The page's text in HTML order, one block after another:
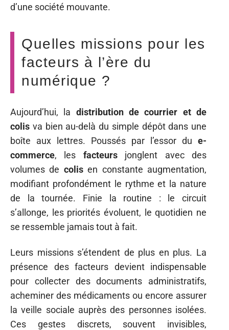
d’une société mouvante.
Quelles missions pour les
facteurs à l’ère du
numérique ?
Aujourd’hui, la distribution de courrier et de
colis va bien au-delà du simple dépôt dans une
boîte aux lettres. Poussés par l’essor du e-
commerce, les facteursjonglent avec des
volumes de colisen constante augmentation,
modifiant profondément le rythme et la nature
de la tournée. Finie la routine : le circuit
s’allonge, les priorités évoluent, le quotidien ne
se ressemble jamais tout à fait.
Leurs missions s’étendent de plus en plus. La
présence des facteurs devient indispensable
pour collecter des documents administratifs,
acheminer des médicaments ou encore assurer
la veille sociale auprès des personnes isolées.
Ces gestes discrets, souvent invisibles,